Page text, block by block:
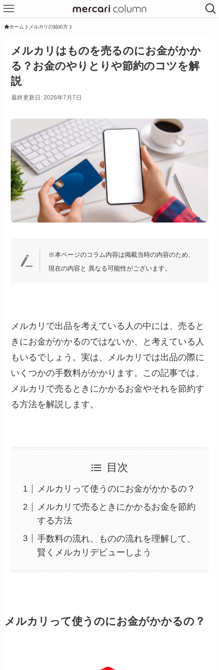
ホーム メルカリの始め方
メルカリはものを売るのにお金がかか
る？お金のやりとりや節約のコツを解
説
最終更新日: 2026年7月7日
※本ページのコラム内容は掲載当時の内容のため、
現在の内容と 異なる可能性がございます。
メルカリで出品を考えている人の中には、売ると
きにお金がかかるのではないか、と考えている人
もいるでしょう。実は、メルカリでは出品の際に
いくつかの手数料がかかります。この記事では、
メルカリで売るときにかかるお金やそれを節約す
る方法を解説します。
目次
メルカリって使うのにお金がかかるの？
メルカリで売るときにかかるお金を節約
する方法
手数料の流れ、ものの流れを理解して、
賢くメルカリデビューしよう
メルカリって使うのにお金がかかるの？